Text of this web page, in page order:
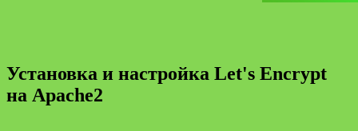
Установка и настройка Let's Encrypt
на Apache2